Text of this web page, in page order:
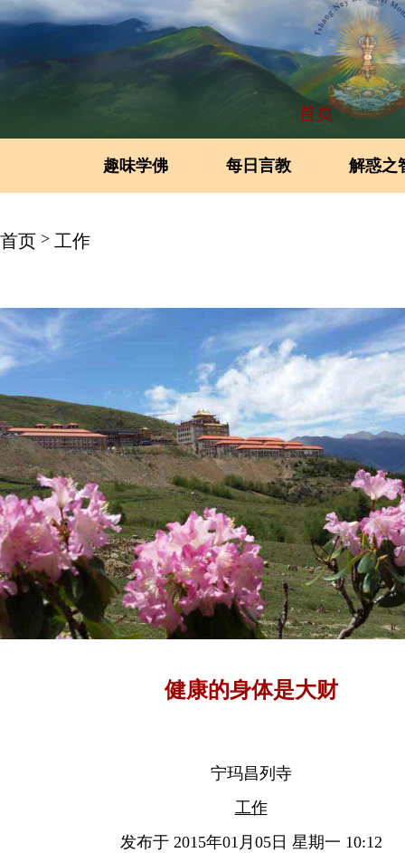
首页
趣味学佛 每日言教 解惑之
首页 > 工作
健康的身体是大财
宁玛昌列寺
工作
发布于 2015年01月05日 星期一 10:12